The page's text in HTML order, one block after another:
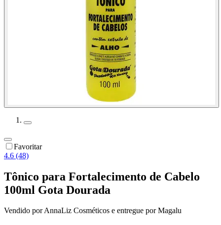
Favoritar
4.6 (48)
Tônico para Fortalecimento de Cabelo
100ml Gota Dourada
Vendido porAnnaLiz Cosméticos e entregue por Magalu